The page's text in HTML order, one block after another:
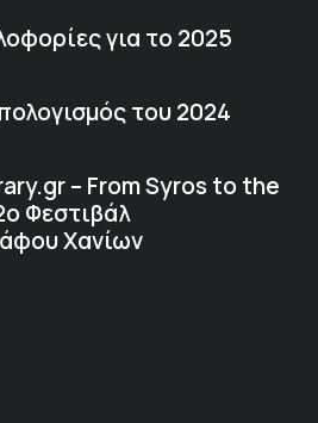
για το 2025
του 2024
– From Syros to the
Φεστιβάλ
Χανίων